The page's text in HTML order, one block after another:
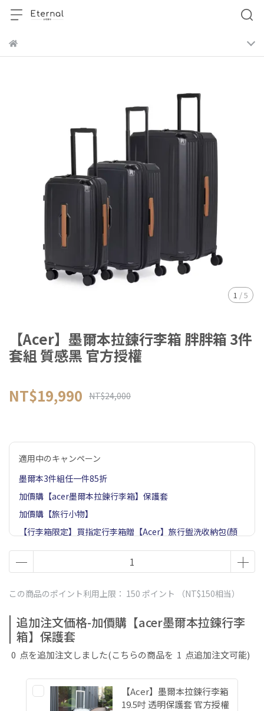
1 /5
【Acer】墨爾本拉鍊行李箱 胖胖箱 3件
套組 質感黑 官方授權
NT$19,990 NT$24,000
適用中のキャンペーン
墨爾本3件組任一件85折
加價購【acer墨爾本拉鍊行李箱】保護套
加價購【旅行小物】
【行李箱限定】買指定行李箱贈【Acer】旅行盥洗收納包(顏
この商品のポイント利用上限： 150 ポイント （NT$150相当）
追加注文価格-加價購【acer墨爾本拉鍊行李
箱】保護套
0 点を追加注文しました(こちらの商品を 1 点追加注文可能)
【Acer】墨爾本拉鍊行李箱
19.5吋 透明保護套 官方授權